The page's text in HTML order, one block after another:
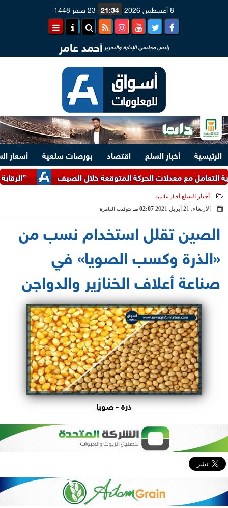
8 أغسطس 2026 21:34 23 صفر 1448
رئيس مجلسي الإدارة والتحرير أحمد عامر
الرئيسية أخبار السلع اقتصاد بورصات سلعية
أسعار
”الرقابة
مع معدلات الحركة المتوقعة خلال الصيف
أخبار السلع أخبار عالمية
الأربعاء، 21 أبريل 2021 02:07 مـ بتوقيت القاهرة
الصين تقلل استخدام نسب من
«الذرة وكسب الصويا» في
صناعة أعلاف الخنازير والدواجن
ذرة - صويا